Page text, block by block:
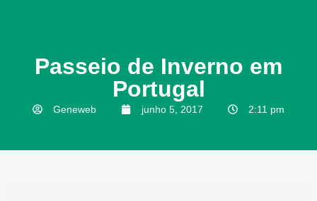
Passeio de Inverno em
Portugal
Geneweb junho 5, 2017 2:11 pm